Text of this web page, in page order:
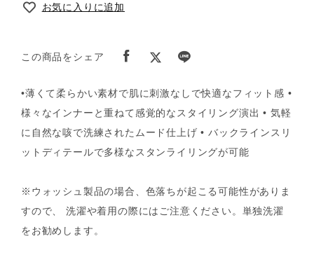
お気に入りに追加
この商品をシェア
•薄くて柔らかい素材で肌に刺激なしで快適なフィット感 •
様々なインナーと重ねて感覚的なスタイリング演出 • 気軽
に自然な咳で洗練されたムード仕上げ • バックラインスリ
ットディテールで多様なスタンライリングが可能
※ウォッシュ製品の場合、色落ちが起こる可能性がありま
すので、 洗濯や着用の際にはご注意ください。単独洗濯
をお勧めします。